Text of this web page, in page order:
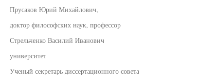
Прусаков Юрий Михайлович,
доктор философских наук, профессор
Стрельченко Василий Иванович
университет
Ученый секретарь диссертационного совета